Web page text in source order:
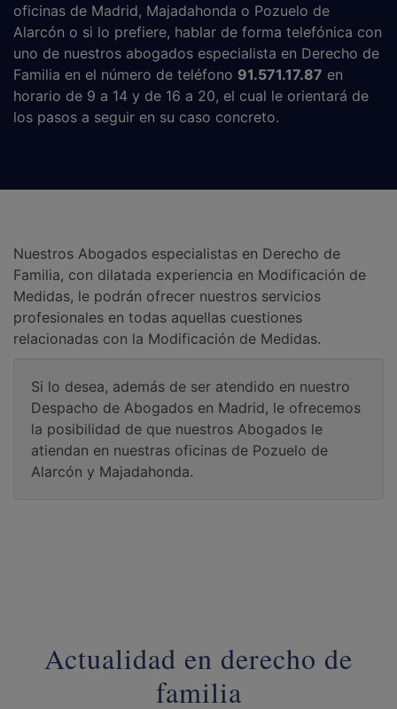
oficinas de Madrid, Majadahonda o Pozuelo de
Alarcón o si lo prefiere, hablar de forma telefónica con
uno de nuestros abogados especialista en Derecho de
Familia en el número de teléfono 91.571.17.87 en
horario de 9 a 14 y de 16 a 20, el cual le orientará de
los pasos a seguir en su caso concreto.
Nuestros Abogados especialistas en Derecho de
Familia, con dilatada experiencia en Modificación de
Medidas, le podrán ofrecer nuestros servicios
profesionales en todas aquellas cuestiones
relacionadas con la Modificación de Medidas.
Si lo desea, además de ser atendido en nuestro
Despacho de Abogados en Madrid, le ofrecemos
la posibilidad de que nuestros Abogados le
atiendan en nuestras oficinas de Pozuelo de
Alarcón y Majadahonda.
Actualidad en derecho de
familia